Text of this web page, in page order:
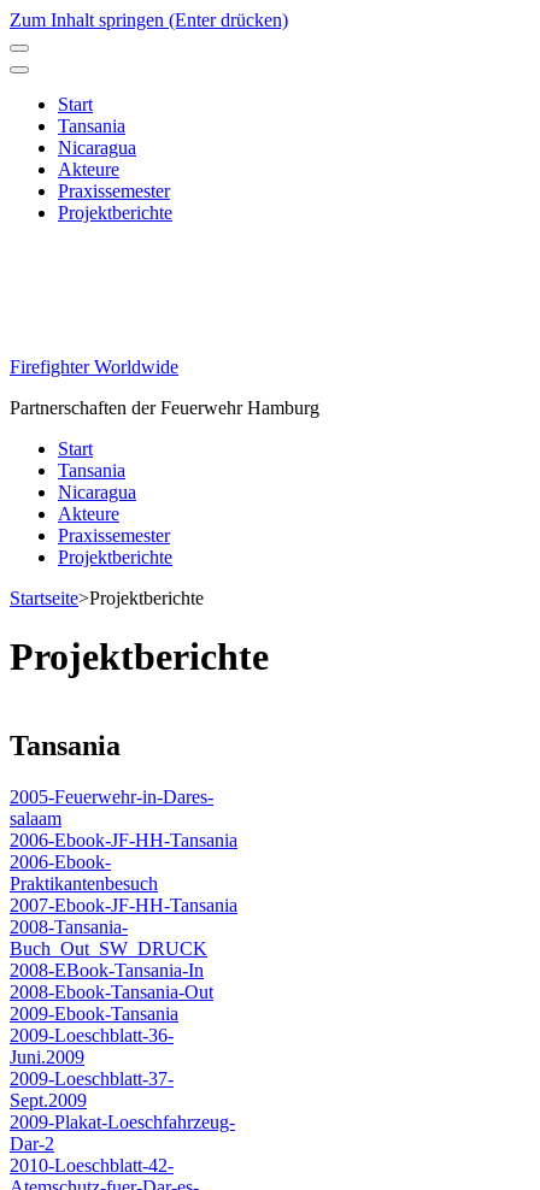
Zum Inhalt springen (Enter drücken)
Start
Tansania
Nicaragua
Akteure
Praxissemester
Projektberichte
Firefighter Worldwide
Partnerschaften der Feuerwehr Hamburg
Start
Tansania
Nicaragua
Akteure
Praxissemester
Projektberichte
Startseite>Projektberichte
Projektberichte
Tansania
2005-Feuerwehr-in-Dares-
salaam
2006-Ebook-JF-HH-Tansania
2006-Ebook-
Praktikantenbesuch
2007-Ebook-JF-HH-Tansania
2008-Tansania-
Buch_Out_SW_DRUCK
2008-EBook-Tansania-In
2008-Ebook-Tansania-Out
2009-Ebook-Tansania
2009-Loeschblatt-36-
Juni.2009
2009-Loeschblatt-37-
Sept.2009
2009-Plakat-Loeschfahrzeug-
Dar-2
2010-Loeschblatt-42-